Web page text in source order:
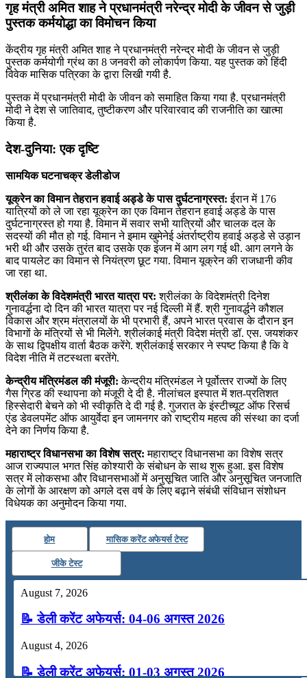
गृह मंत्री अमित शाह ने प्रधानमंत्री नरेन्द्र मोदी के जीवन से जुड़ी
पुस्तक कर्मयोद्धा का विमोचन किया
केंद्रीय गृह मंत्री अमित शाह ने प्रधानमंत्री नरेन्द्र मोदी के जीवन से जुड़ी
पुस्तक कर्मयोगी ग्रंथ का 8 जनवरी को लोकार्पण किया. यह पुस्तक को हिंदी
विवेक मासिक पत्रिका के द्वारा लिखी गयी है.
पुस्तक में प्रधानमंत्री मोदी के जीवन को समाहित किया गया है. प्रधानमंत्री
मोदी ने देश से जातिवाद, तुष्टीकरण और परिवारवाद की राजनीति का खात्मा
किया है.
देश-दुनिया: एक दृष्टि
सामयिक घटनाचक्र डेलीडोज
यूक्रेन का विमान तेहरान हवाई अड्डे के पास दुर्घटनाग्रस्‍त: ईरान में 176
यात्रियों को ले जा रहा यूक्रेन का एक विमान तेहरान हवाई अड्डे के पास
दुर्घटनाग्रस्‍त हो गया है. विमान में सवार सभी यात्रियों और चालक दल के
सदस्‍यों की मौत हो गई. विमान ने इमाम खुमेनेई अंतर्राष्‍ट्रीय हवाई अड्डे से उड़ान
भरी थी और उसके तुरंत बाद उसके एक इंजन में आग लग गई थी. आग लगने के
बाद पायलेट का विमान से नियंत्रण छूट गया. विमान यूक्रेन की राजधानी कीव
जा रहा था.
श्रीलंका के विदेशमंत्री भारत यात्रा पर: श्रीलंका के विदेशमंत्री दिनेश
गुनावर्द्धना दो दिन की भारत यात्रा पर नई दिल्‍ली में हैं. श्री गुनावर्द्धने कौशल
विकास और श्रम मंत्रालयों के भी प्रभारी हैं, अपने भारत प्रवास के दौरान इन
विभागों के मंत्रियों से भी मिलेंगे. श्रीलंकाई मंत्री विदेश मंत्री डॉ. एस. जयशंकर
के साथ द्विपक्षीय वार्ता बैठक करेंगे. श्रीलंकाई सरकार ने स्‍पष्‍ट किया है कि वे
विदेश नीति में तटस्‍थता बरतेंगे.
केन्‍द्रीय मंत्रिमंडल की मंजूरी: केन्‍द्रीय मंत्रिमंडल ने पूर्वोत्‍तर राज्‍यों के लिए
गैस ग्रिड की स्‍थापना को मंजूरी दे दी है. नीलांचल इस्‍पात में शत-प्रतिशत
हिस्‍सेदारी बेचने को भी स्‍वीकृति दे दी गई है. गुजरात के इंस्‍टीच्‍यूट ऑफ रिसर्च
एंड डेवलपमेंट ऑफ आयुर्वेदा इन जामनगर को राष्‍ट्रीय महत्‍व की संस्‍था का दर्जा
देने का निर्णय किया है.
महाराष्‍ट्र विधानसभा का विशेष सत्र: महाराष्‍ट्र विधानसभा का विशेष सत्र
आज राज्‍यपाल भगत सिंह कोश्‍यारी के संबोधन के साथ शुरू हुआ. इस विशेष
सत्र में लोकसभा और विधानसभाओं में अनुसूचित जाति और अनुसूचित जनजाति
के लोगों के आरक्षण को अगले दस वर्ष के लिए बढ़ाने संबंधी संविधान संशोधन
विधेयक का अनुमोदन किया गया.
होम मासिक करेंट अफेयर्स टेस्ट
जीके टेस्ट
August 7, 2026
📝 डेली करेंट अफेयर्स: 04-06 अगस्त 2026
August 4, 2026
📝 डेली करेंट अफेयर्स: 01-03 अगस्त 2026